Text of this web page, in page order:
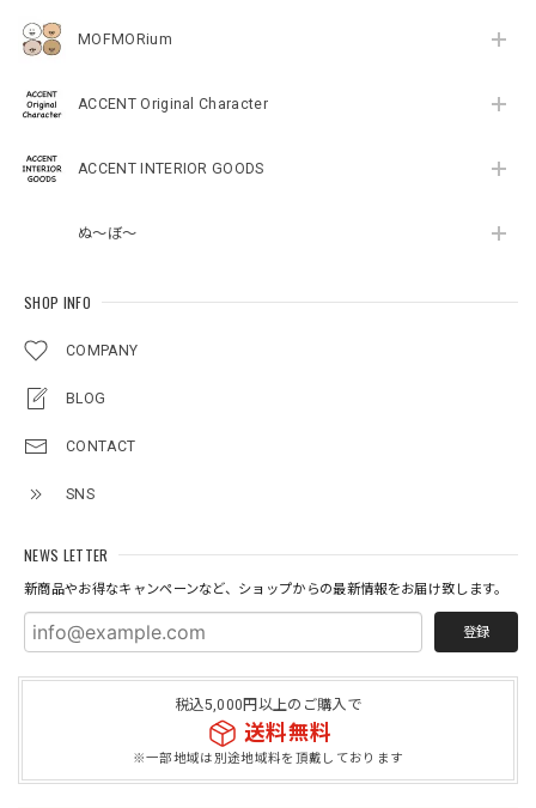
MOFMORium
ACCENT Original Character
ACCENT INTERIOR GOODS
ぬ～ぼ～
SHOP INFO
COMPANY
BLOG
CONTACT
SNS
NEWS LETTER
新商品やお得なキャンペーンなど、ショップからの最新情報をお届け致します。
登録
税込5,000円以上のご購入で
送料無料
※一部地域は別途地域料を頂戴しております